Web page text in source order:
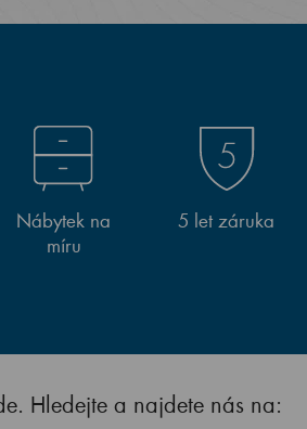
Nábytek na
míru
5 let záruka
Hledejte a najdete nás na: